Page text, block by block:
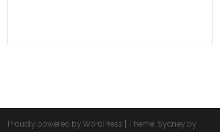
Proudly powered by WordPress Theme: Sydney by